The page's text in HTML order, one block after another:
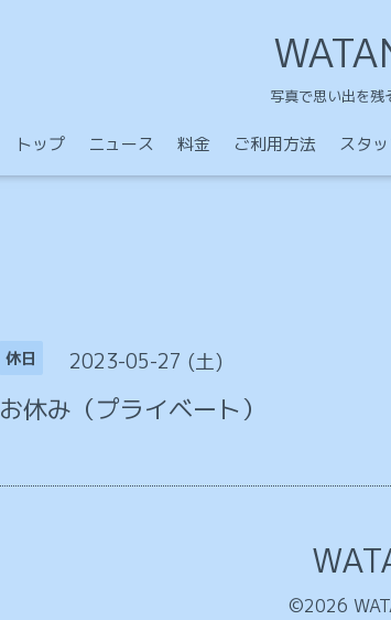
写真で思い出を残
トップ ニュース 料金 ご利用方法 スタ
休日 2023-05-27 (土)
お休み（プライベート）
©2026